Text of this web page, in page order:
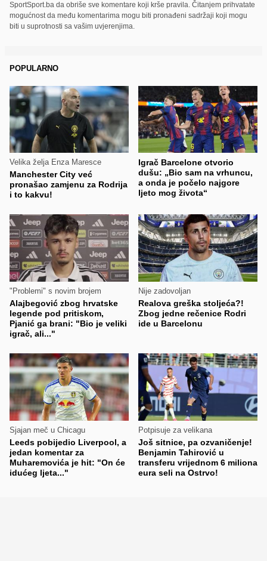
SportSport.ba da obriše sve komentare koji krše pravila. Čitanjem prihvatate
mogućnost da među komentarima mogu biti pronađeni sadržaji koji mogu
biti u suprotnosti sa vašim uvjerenjima.
POPULARNO
Velika želja Enza Maresce
Manchester City već
pronašao zamjenu za Rodrija
i to kakvu!
Igrač Barcelone otvorio
dušu: „Bio sam na vrhuncu,
a onda je počelo najgore
ljeto mog života“
"Problemi" s novim brojem
Alajbegović zbog hrvatske
legende pod pritiskom,
Pjanić ga brani: "Bio je veliki
igrač, ali..."
Nije zadovoljan
Realova greška stoljeća?!
Zbog jedne rečenice Rodri
ide u Barcelonu
Sjajan meč u Chicagu
Leeds pobijedio Liverpool, a
jedan komentar za
Muharemovića je hit: "On će
idućeg ljeta..."
Potpisuje za velikana
Još sitnice, pa ozvaničenje!
Benjamin Tahirović u
transferu vrijednom 6 miliona
eura seli na Ostrvo!